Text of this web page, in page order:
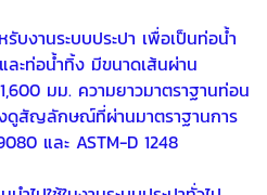
รับงานระบบประปา เพื่อเป็นท่อน้ำ
ละท่อน้ำทิ้ง มีขนาดเส้นผ่าน
มม. ความยาวมาตราฐานท่อน
ดูสัญลักษณ์ที่ผ่านมาตราฐานการ
และ ASTM-D 1248